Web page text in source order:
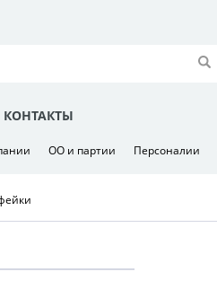
КОНТАКТЫ
ОО и партии Персоналии